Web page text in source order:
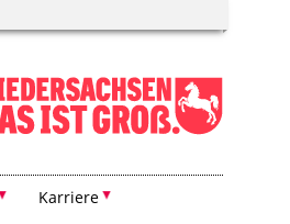
Karriere